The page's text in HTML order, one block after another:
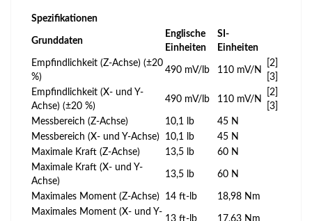
Spezifikationen
Grunddaten
Englische
Einheiten
SI-
Einheiten
Empfindlichkeit (Z-Achse) (±20
%)
490 mV/lb 110 mV/N
[2]
[3]
Empfindlichkeit (X- und Y-
Achse) (±20 %)
490 mV/lb 110 mV/N
[2]
[3]
Messbereich (Z-Achse)
10,1 lb
45 N
Messbereich (X- und Y-Achse)
10,1 lb
45 N
Maximale Kraft (Z-Achse)
13,5 lb
60 N
Maximale Kraft (X- und Y-
Achse)
13,5 lb 60 N
Maximales Moment (Z-Achse) 14 ft-lb
18,98 Nm
Maximales Moment (X- und Y-
13 ft-lb 17,63 Nm